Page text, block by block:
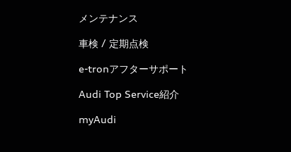
メンテナンス
車検 / 定期点検
e-tronアフターサポート
Audi Top Service紹介
myAudi